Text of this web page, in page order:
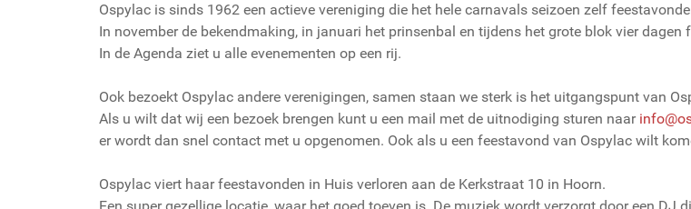
Ospylac is sinds 1962 een actieve vereniging die het hele carnavals seizoen zelf
In november de bekendmaking, in januari het prinsenbal en tijdens het grote blok vier dagen
In de Agenda ziet u alle evenementen op een rij.
Ook bezoekt Ospylac andere verenigingen, samen staan we sterk is het uitgangspunt van
Als u wilt dat wij een bezoek brengen kunt u een mail met de uitnodiging sturen naar
er wordt dan snel contact met u opgenomen. Ook als u een feestavond van Ospylac wilt
Ospylac viert haar feestavonden in Huis verloren aan de Kerkstraat 10 in Hoorn.